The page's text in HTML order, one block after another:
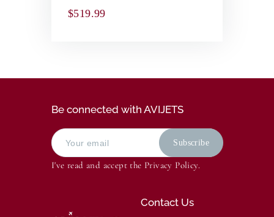
$519.99
Be connected with AVIJETS
I've read and accept the Privacy Policy.
Contact Us